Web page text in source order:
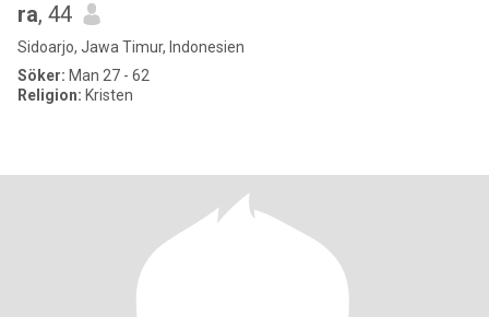
ra, 44
Sidoarjo, Jawa Timur, Indonesien
Söker: Man 27 - 62
Religion: Kristen